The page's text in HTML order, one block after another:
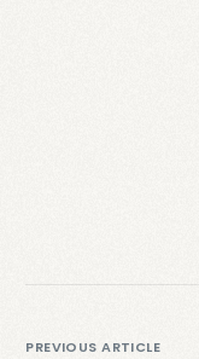
PREVIOUS ARTICLE